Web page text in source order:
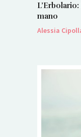
mano
Alessia